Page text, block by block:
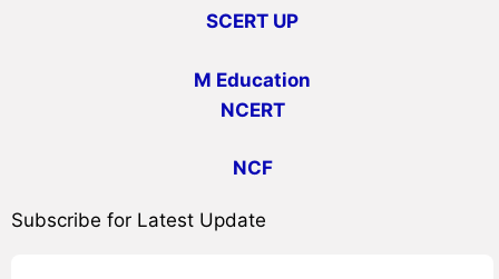
SCERT UP
M Education
NCERT
NCF
Subscribe for Latest Update